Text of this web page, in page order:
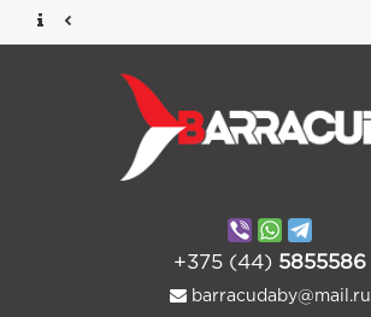
+375 (44) 5855586
barracudaby@mail.ru